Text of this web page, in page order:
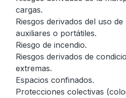
cargas.
Riesgos derivados del uso
auxiliares o portátiles.
Riesgo de incendio.
Riesgos derivados de
extremas.
Espacios confinados.
Protecciones colectivas